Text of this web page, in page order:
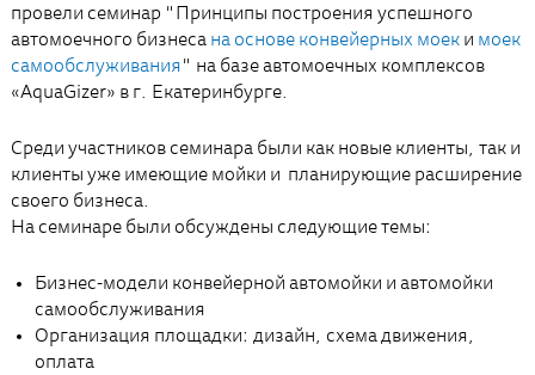
провели семинар "Принципы построения успешного
автомоечного бизнеса на основе конвейерных моеки моек
самообслуживания" на базе автомоечных комплексов
«AquaGizer» в г. Екатеринбурге.
Среди участников семинара были как новые клиенты, так и
клиенты уже имеющие мойки и планирующие расширение
своего бизнеса.
На семинаре были обсуждены следующие темы:
Бизнес-модели конвейерной автомойки и автомойки
самообслуживания
Организация площадки: дизайн, схема движения,
оплата